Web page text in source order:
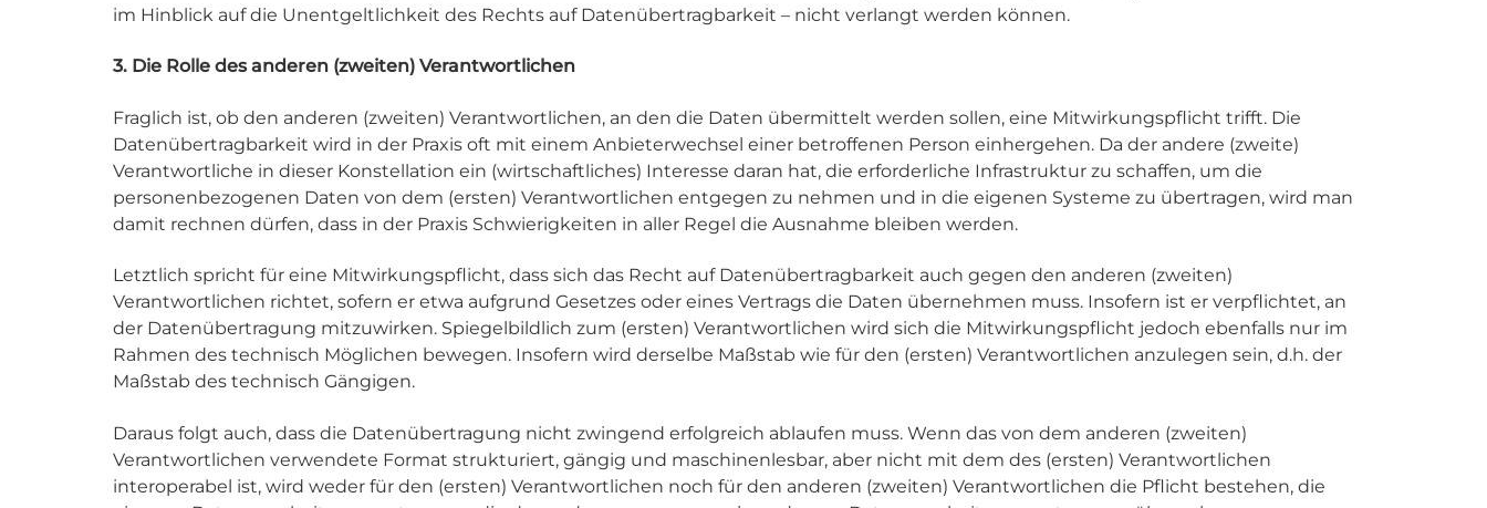
im Hinblick auf die Unentgeltlichkeit des Rechts auf Datenübertragbarkeit – nicht verlangt werden können.
3. Die Rolle des anderen (zweiten) Verantwortlichen
Fraglich ist, ob den anderen (zweiten) Verantwortlichen, an den die Daten übermittelt werden sollen, eine Mitwirkungspflicht trifft. Die
Datenübertragbarkeit wird in der Praxis oft mit einem Anbieterwechsel einer betroffenen Person einhergehen. Da der andere (zweite)
Verantwortliche in dieser Konstellation ein (wirtschaftliches) Interesse daran hat, die erforderliche Infrastruktur zu schaffen, um die
personenbezogenen Daten von dem (ersten) Verantwortlichen entgegen zu nehmen und in die eigenen Systeme zu übertragen, wird man
damit rechnen dürfen, dass in der Praxis Schwierigkeiten in aller Regel die Ausnahme bleiben werden.
Letztlich spricht für eine Mitwirkungspflicht, dass sich das Recht auf Datenübertragbarkeit auch gegen den anderen (zweiten)
Verantwortlichen richtet, sofern er etwa aufgrund Gesetzes oder eines Vertrags die Daten übernehmen muss. Insofern ist er verpflichtet, an
der Datenübertragung mitzuwirken. Spiegelbildlich zum (ersten) Verantwortlichen wird sich die Mitwirkungspflicht jedoch ebenfalls nur im
Rahmen des technisch Möglichen bewegen. Insofern wird derselbe Maßstab wie für den (ersten) Verantwortlichen anzulegen sein, d.h. der
Maßstab des technisch Gängigen.
Daraus folgt auch, dass die Datenübertragung nicht zwingend erfolgreich ablaufen muss. Wenn das von dem anderen (zweiten)
Verantwortlichen verwendete Format strukturiert, gängig und maschinenlesbar, aber nicht mit dem des (ersten) Verantwortlichen
interoperabel ist, wird weder für den (ersten) Verantwortlichen noch für den anderen (zweiten) Verantwortlichen die Pflicht bestehen, die